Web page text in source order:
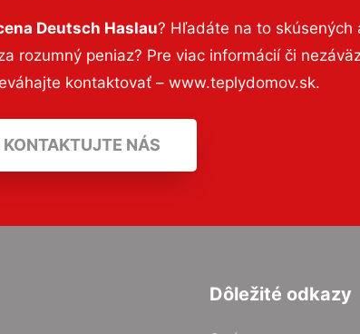
Deutsch Haslau? Hľadáte na to skúsených
rozumný peniaz? Pre viac informácií či
kontaktovať – www.teplydomov.sk.
KONTAKTUJTE NÁS
Dôležité odkazy